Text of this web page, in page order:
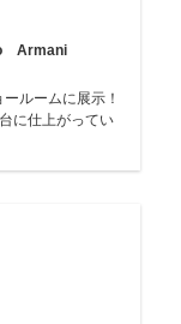
Armani
ルームに展示！
に仕上がってい